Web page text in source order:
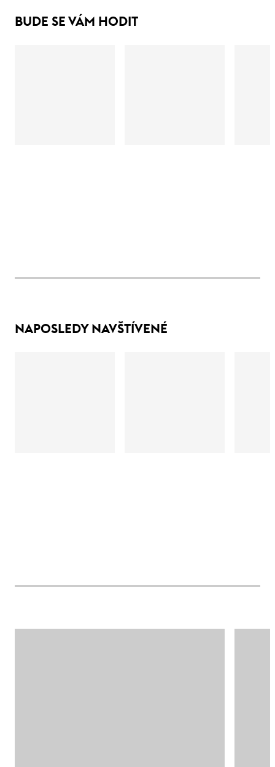
BUDE SE VÁM HODIT
NAPOSLEDY NAVŠTÍVENÉ